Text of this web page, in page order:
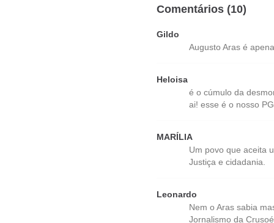
Comentários (10)
Gildo
Augusto Aras é
Heloisa
é o cúmulo da
ai! esse é o nosso
MARÍLIA
Um povo que aceita
Justiça e cidadania.
Leonardo
Nem o Aras sabia
Jornalismo da